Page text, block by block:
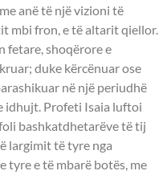
anë të një vizioni të
mbi fron, e të altarit qiellor.
fetare, shoqërore e
duke kërcënuar ose
në një periudhë
idhujt. Profeti Isaia luftoi
bashkatdhetarëve të tij
largimit të tyre nga
tyre e të mbarë botës, me